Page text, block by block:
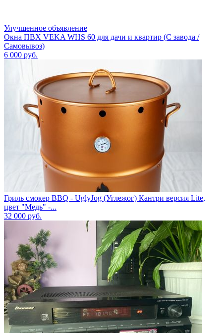
Улучшенное объявление
Окна ПВХ VEKA WHS 60 для дачи и квартир (С завода /
Самовывоз)
6 000 руб.
Гриль смокер BBQ - UglyJog (Углежог) Кантри версия Lite,
цвет "Медь" -...
32 000 руб.